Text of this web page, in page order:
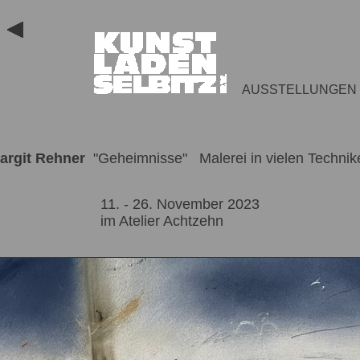
AUSSTELLUNGEN
Rehner"Geheimnisse" Malerei in vielen
11. - 26. November 2023
im Atelier Achtzehn